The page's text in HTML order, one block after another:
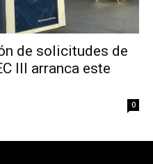
de solicitudes de
III arranca este
0